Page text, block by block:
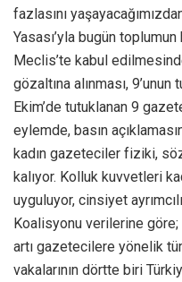
fazlasını
Yasası’yla bugün
Meclis’te kabul
gözaltına alınması, 9’unun
Ekim’de tutuklanan 9
eylemde, basın
kadın gazeteciler fiziki,
kalıyor. Kolluk kuvvetleri
uyguluyor, cinsiyet
Koalisyonu verilerine göre;
artı gazetecilere yönelik
vakalarının dörtte biri